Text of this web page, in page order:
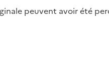
peuvent avoir été